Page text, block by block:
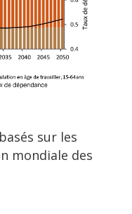
sur les
mondiale des